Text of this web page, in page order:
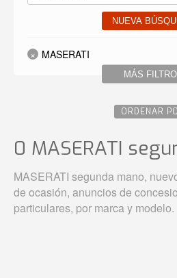
NUEVA
MÁS
MASERATI
ORDENAR
0 MASERATI
MASERATI segunda mano,
de ocasión, anuncios de
particulares, por marca y modelo.